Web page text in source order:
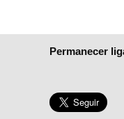
Permanecer